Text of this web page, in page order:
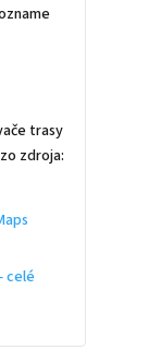
trasy
zdroja:
celé